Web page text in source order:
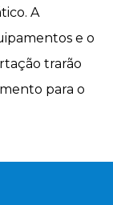
A
e o
trarão
para o